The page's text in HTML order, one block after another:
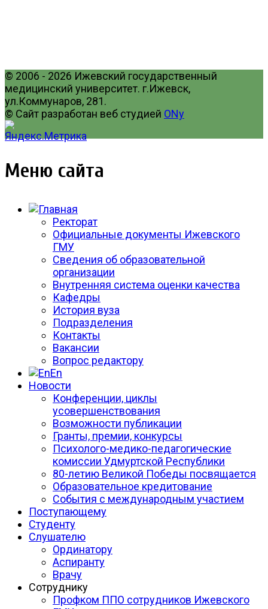
© 2006 - 2026 Ижевский государственный
медицинский университет. г.Ижевск,
ул.Коммунаров, 281.
© Сайт разработан веб студией ONy
Меню сайта
Ректорат
Официальные документы Ижевского
ГМУ
Сведения об образовательной
организации
Внутренняя система оценки качества
Кафедры
История вуза
Подразделения
Контакты
Вакансии
Вопрос редактору
En
Новости
Конференции, циклы
усовершенствования
Возможности публикации
Гранты, премии, конкурсы
Психолого-медико-педагогические
комиссии Удмуртской Республики
80-летию Великой Победы посвящается
Образовательное кредитование
События с международным участием
Поступающему
Студенту
Слушателю
Ординатору
Аспиранту
Врачу
Сотруднику
Профком ППО сотрудников Ижевского